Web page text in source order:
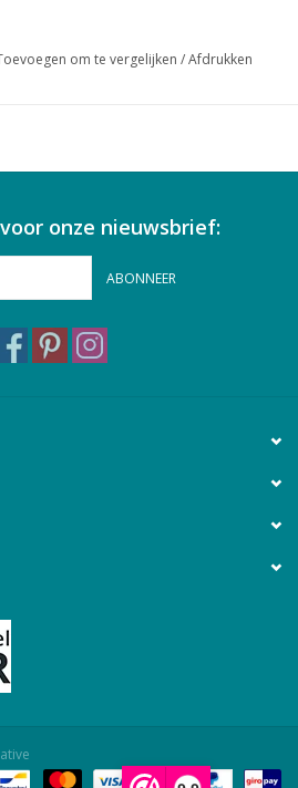
sample 11 of 13 in het
lijnen, sample 11 of 13 in het
om te vergelijken /Afdrukken
onze nieuwsbrief:
ABONNEER